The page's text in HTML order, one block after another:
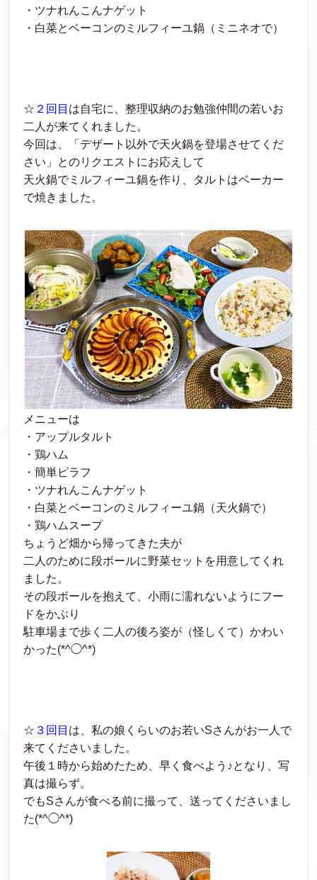
・ツナれんこんナゲット
・白菜とベーコンのミルフィーユ鍋（ミニネオで）
☆ ２回目 は自宅に、整理収納のお勉強仲間の若いお
二人が来てくれました。
今回は、「デザート以外で天火鍋を登場させてくだ
さい」とのリクエストにお応えして
天火鍋でミルフィーユ鍋を作り、タルトはベーカー
で焼きました。
メニューは
・アップルタルト
・鶏ハム
・簡単ピラフ
・ツナれんこんナゲット
・白菜とベーコンのミルフィーユ鍋（天火鍋で）
・鶏ハムスープ
ちょうど畑から帰ってきた夫が
二人のために段ボールに野菜セットを用意してくれ
ました。
その段ボールを抱えて、小雨に濡れないようにフー
ドをかぶり
駐車場まで歩く二人の後ろ姿が（怪しくて）かわい
かった(*^◯^*)
☆ ３回目 は、私の娘くらいのお若いSさんがお一人で
来てくださいました。
午後１時から始めたため、早く食べよう♪となり、写
真は撮らず。
でもSさんが食べる前に撮って、送ってくださいまし
た(*^◯^*)